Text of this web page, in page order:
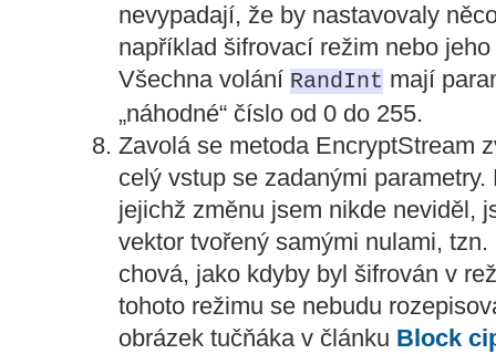
nevypadají, že by nastavovaly
například šifrovací režim nebo
Všechna volání RandInt mají
„náhodné“ číslo od 0 do 255.
Zavolá se metoda EncryptStream
celý vstup se zadanými
jejichž změnu jsem nikde neviděl,
vektor tvořený samými nulami,
chová, jako kdyby byl šifrován v
tohoto režimu se nebudu
obrázek tučňáka v článku Block